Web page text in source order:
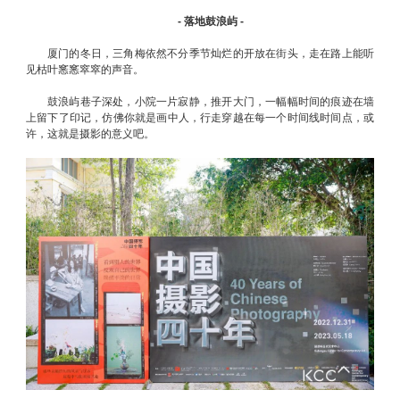
- 落地鼓浪屿 -
厦门的冬日，三角梅依然不分季节灿烂的开放在街头，走在路上能听
见枯叶窸窸窣窣的声音。
鼓浪屿巷子深处，小院一片寂静，推开大门，一幅幅时间的痕迹在墙
上留下了印记，仿佛你就是画中人，行走穿越在每一个时间线时间点，或
许，这就是摄影的意义吧。